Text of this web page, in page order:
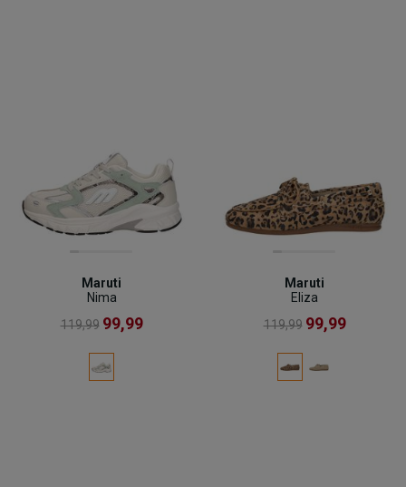
Maruti
Nima
119,99 99,99
Maruti
Eliza
119,99 99,99